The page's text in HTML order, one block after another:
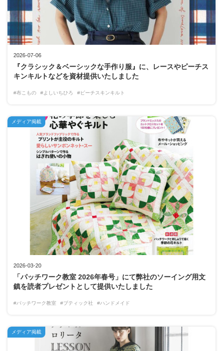
2026-07-06
『クラシック＆ベーシックな手作り服』に、レースやピーチス
キンキルトなどを資材提供いたしました
#布こもの #よしいちひろ #ピーチスキンキルト
2026-03-20
「パッチワーク教室 2026年春号」にて弊社のソーイング用文
鎮を読者プレゼントとして提供いたしました
#パッチワーク教室 #ブティック社 #ハンドメイド
メディア掲載
メディア掲載